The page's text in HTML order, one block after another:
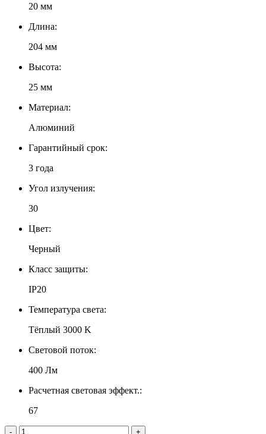
20 мм
Длина:
204 мм
Высота:
25 мм
Материал:
Алюминий
Гарантийный срок:
3 года
Угол излучения:
30
Цвет:
Черный
Класс защиты:
IP20
Температура света:
Тёплый 3000 K
Световой поток:
400 Лм
Расчетная световая эффект.:
67
-
+